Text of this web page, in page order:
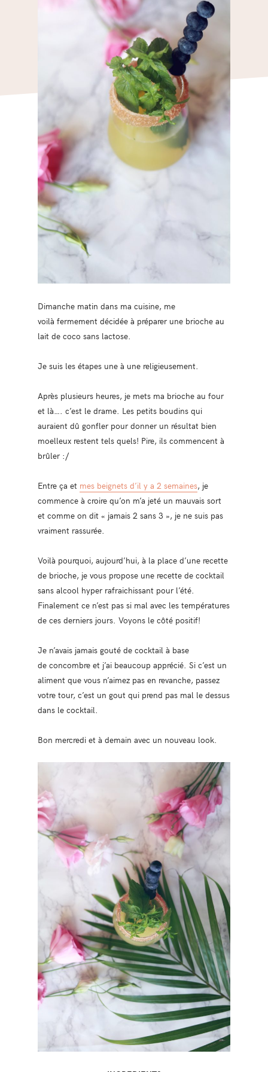
Dimanche matin dans ma cuisine, me
voilà fermement décidée à préparer une brioche au
lait de coco sans lactose.
Je suis les étapes une à une religieusement.
Après plusieurs heures, je mets ma brioche au four
et là…. c’est le drame. Les petits boudins qui
auraient dû gonfler pour donner un résultat bien
moelleux restent tels quels! Pire, ils commencent à
brûler :/
Entre ça et mes beignets d’il y a 2 semaines, je
commence à croire qu’on m’a jeté un mauvais sort
et comme on dit « jamais 2 sans 3 », je ne suis pas
vraiment rassurée.
Voilà pourquoi, aujourd’hui, à la place d’une recette
de brioche, je vous propose une recette de cocktail
sans alcool hyper rafraichissant pour l’été.
Finalement ce n’est pas si mal avec les températures
de ces derniers jours. Voyons le côté positif!
Je n’avais jamais gouté de cocktail à base
de concombre et j’ai beaucoup apprécié. Si c’est un
aliment que vous n’aimez pas en revanche, passez
votre tour, c’est un gout qui prend pas mal le dessus
dans le cocktail.
Bon mercredi et à demain avec un nouveau look.